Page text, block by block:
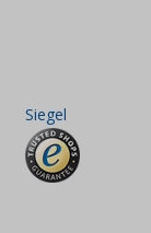
Siegel